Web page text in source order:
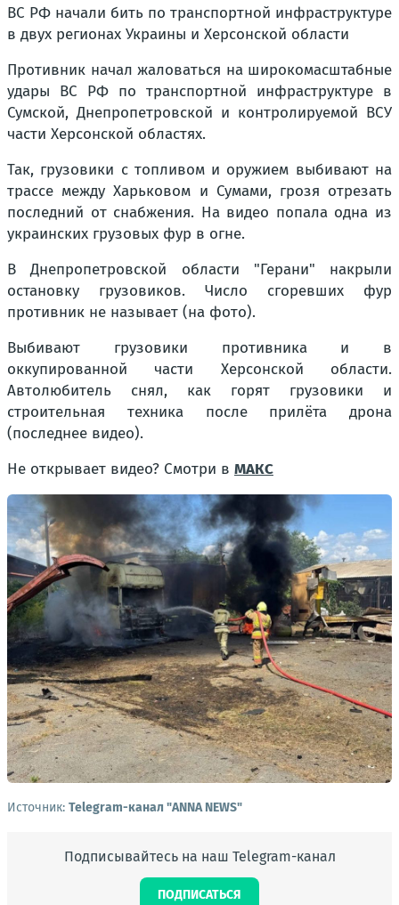
ВС РФ начали бить по транспортной инфраструктуре
в двух регионах Украины и Херсонской области
Противник начал жаловаться на широкомасштабные
удары ВС РФ по транспортной инфраструктуре в
Сумской, Днепропетровской и контролируемой ВСУ
части Херсонской областях.
Так, грузовики с топливом и оружием выбивают на
трассе между Харьковом и Сумами, грозя отрезать
последний от снабжения. На видео попала одна из
украинских грузовых фур в огне.
В Днепропетровской области "Герани" накрыли
остановку грузовиков. Число сгоревших фур
противник не называет (на фото).
Выбивают грузовики противника и в
оккупированной части Херсонской области.
Автолюбитель снял, как горят грузовики и
строительная техника после прилёта дрона
(последнее видео).
Не открывает видео? Смотри в МАКС
Источник: Telegram-канал "ANNA NEWS"
Подписывайтесь на наш Telegram-канал
ПОДПИСАТЬСЯ